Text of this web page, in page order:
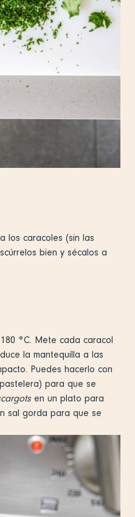
los caracoles (sin las
bien y sécalos a
°C. Mete cada caracol
la mantequilla a las
Puedes hacerlo con
para que se
en un plato para
sal gorda para que se